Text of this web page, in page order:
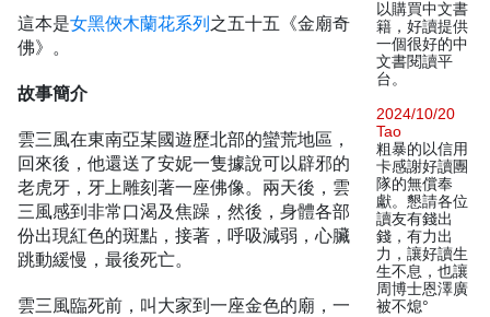
這本是女黑俠木蘭花系列之五十五《金廟奇
佛》。
故事簡介
雲三風在東南亞某國遊歷北部的蠻荒地區，
回來後，他還送了安妮一隻據說可以辟邪的
老虎牙，牙上雕刻著一座佛像。兩天後，雲
三風感到非常口渴及焦躁，然後，身體各部
份出現紅色的斑點，接著，呼吸減弱，心臟
跳動緩慢，最後死亡。
雲三風臨死前，叫大家到一座金色的廟，一
以購買中文書
籍，好讀提供
一個很好的中
文書閱讀平
台。
2024/10/20
Tao
粗暴的以信用
卡感謝好讀團
隊的無償奉
獻。懇請各位
讀友有錢出
錢，有力出
力，讓好讀生
生不息，也讓
周博士恩澤廣
被不熄°